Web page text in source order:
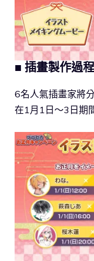
■ 插畫製作過程
6名人氣插畫家將
在1月1日～3日期